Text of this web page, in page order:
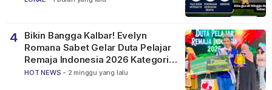
4
Bikin Bangga Kalbar! Evelyn
Romana Sabet Gelar Duta Pelajar
Remaja Indonesia 2026 Kategori
SMP
HOT NEWS - 2 minggu yang lalu